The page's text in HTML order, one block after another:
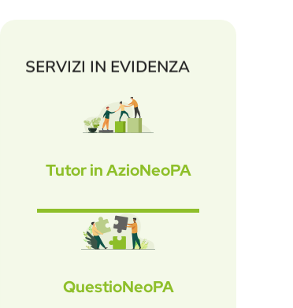
SERVIZI IN EVIDENZA
Tutor in AzioNeoPA
QuestioNeoPA